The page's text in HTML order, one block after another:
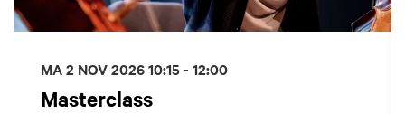
Masterclass
MA 2 NOV 202610:15 - 12:00